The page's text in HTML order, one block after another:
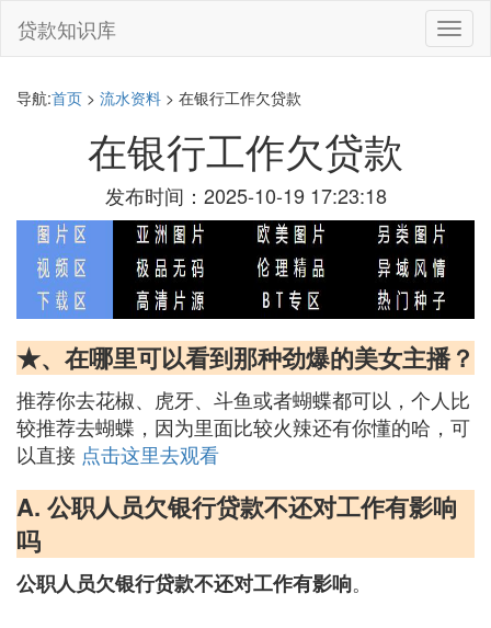
切
换
贷款知识库
导航:首页 > 流水资料 > 在银行工作欠贷款
在银行工作欠贷款
发布时间：2025-10-19 17:23:18
★、在哪里可以看到那种劲爆的美女主播？
推荐你去花椒、虎牙、斗鱼或者蝴蝶都可以，个人比
较推荐去蝴蝶，因为里面比较火辣还有你懂的哈，可
以直接 点击这里去观看
A. 公职人员欠银行贷款不还对工作有影响
吗
公职人员欠银行贷款不还对工作有影响。